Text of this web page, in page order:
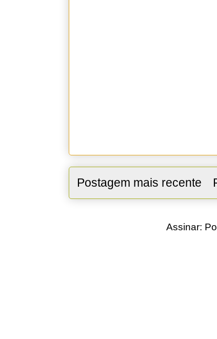
Postagem mais recente
Assinar: